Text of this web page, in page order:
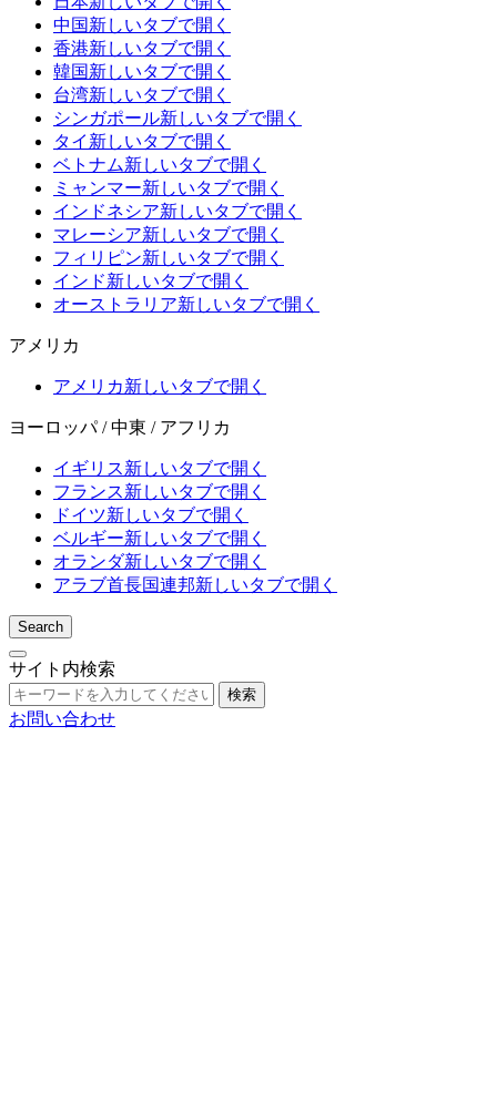
中国新しいタブで開く
香港新しいタブで開く
韓国新しいタブで開く
台湾新しいタブで開く
シンガポール新しいタブで開く
タイ 新しいタブで開く
ベトナム新しいタブで開く
ミャンマー新しいタブで開く
インドネシア新しいタブで開く
マレーシア新しいタブで開く
フィリピン新しいタブで開く
インド新しいタブで開く
オーストラリア新しいタブで開く
アメリカ
アメリカ新しいタブで開く
ヨーロッパ / 中東 / アフリカ
イギリス新しいタブで開く
フランス新しいタブで開く
ドイツ新しいタブで開く
ベルギー新しいタブで開く
オランダ新しいタブで開く
アラブ首長国連邦新しいタブで開く
Search
サイト内検索
検索
お問い合わせ